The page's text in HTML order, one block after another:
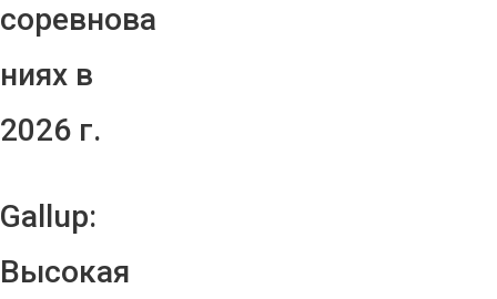
соревнова
ниях в
2026 г.
Gallup:
Высокая